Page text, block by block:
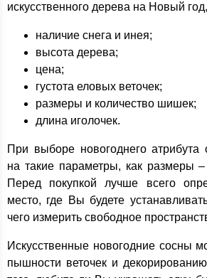
искусственного дерева на Новый
наличие снега и инея;
высота дерева;
цена;
густота еловых веточек;
размеры и количество шишек;
длина иголочек.
При выборе новогоднего атрибута
на такие параметры, как размеры
Перед покупкой лучше всего
место, где Вы будете
чего измерить свободное
Искусственные новогодние сосны
пышности веточек и